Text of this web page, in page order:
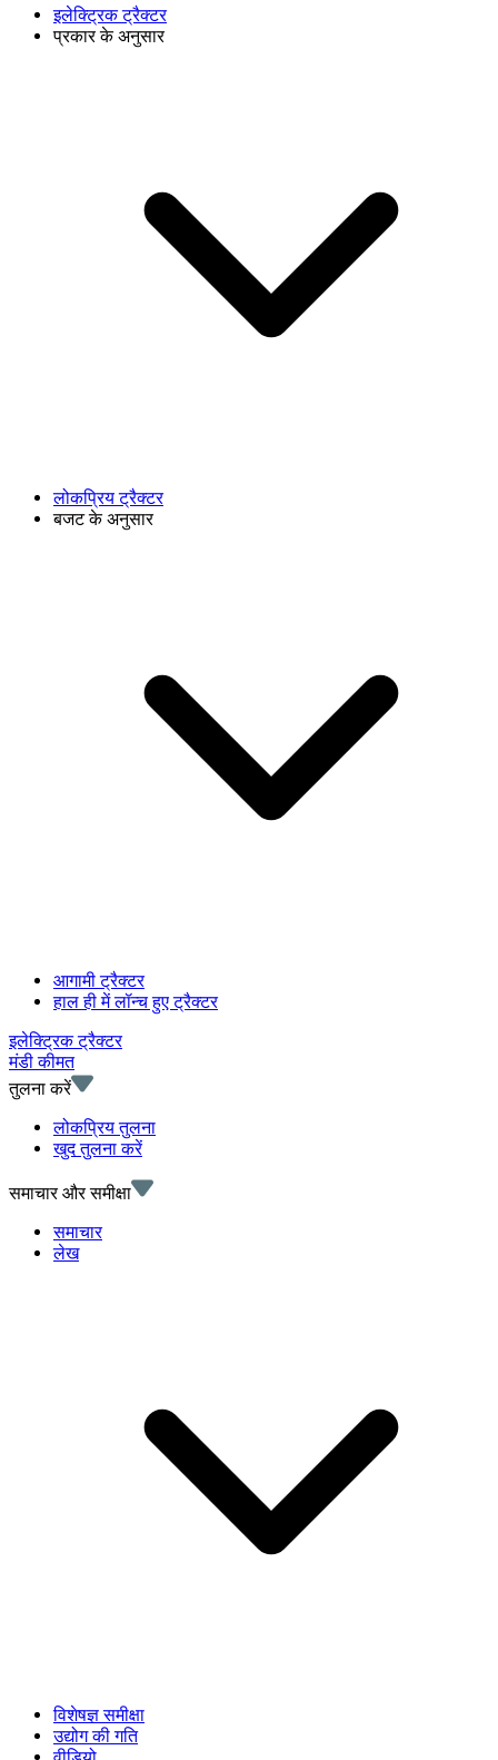
इलेक्ट्रिक ट्रैक्टर
प्रकार के अनुसार
लोकप्रिय ट्रैक्टर
बजट के अनुसार
आगामी ट्रैक्टर
हाल ही में लॉन्च हुए ट्रैक्टर
इलेक्ट्रिक ट्रैक्टर
मंडी कीमत
तुलना करें
लोकप्रिय तुलना
खुद तुलना करें
समाचार और समीक्षा
समाचार
लेख
विशेषज्ञ समीक्षा
उद्योग की गति